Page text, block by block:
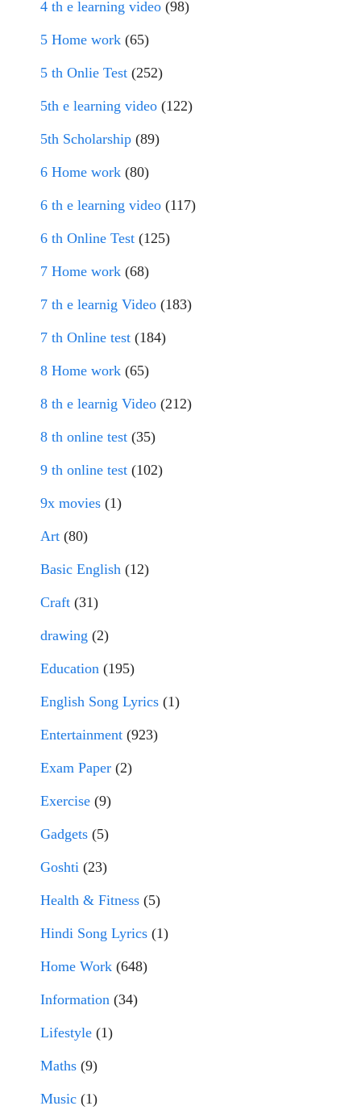
4 th e learning video (98)
5 Home work (65)
5 th Onlie Test (252)
5th e learning video (122)
5th Scholarship (89)
6 Home work (80)
6 th e learning video (117)
6 th Online Test (125)
7 Home work (68)
7 th e learnig Video (183)
7 th Online test (184)
8 Home work (65)
8 th e learnig Video (212)
8 th online test (35)
9 th online test (102)
9x movies (1)
Art (80)
Basic English (12)
Craft (31)
drawing (2)
Education (195)
English Song Lyrics (1)
Entertainment (923)
Exam Paper (2)
Exercise (9)
Gadgets (5)
Goshti (23)
Health & Fitness (5)
Hindi Song Lyrics (1)
Home Work (648)
Information (34)
Lifestyle (1)
Maths (9)
Music (1)